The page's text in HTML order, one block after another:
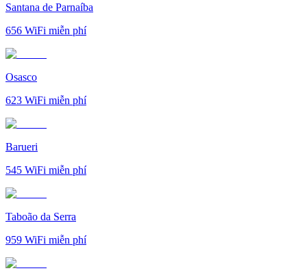
Santana de Parnaíba
656 WiFi miễn phí
Osasco
623 WiFi miễn phí
Barueri
545 WiFi miễn phí
Taboão da Serra
959 WiFi miễn phí